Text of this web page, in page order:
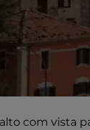
com vista